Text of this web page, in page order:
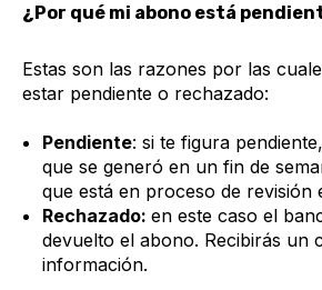
¿Por qué mi abono está
Estas son las razones por las
estar pendiente o rechazado:
Pendiente: si te figura
que se generó en un fin de
que está en proceso de revisión
Rechazado: en este caso el
devuelto el abono. Recibirás un
información.